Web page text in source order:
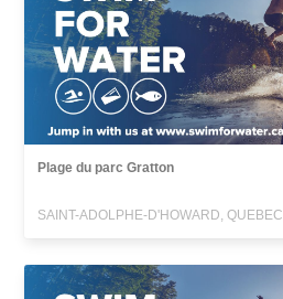
Plage du parc Gratton
SAINT-ADOLPHE-D'HOWARD, QUEBEC